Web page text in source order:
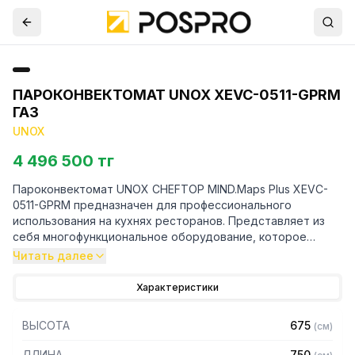
ПАРОКОНВЕКТОМАТ UNOX XEVC-0511-GPRM
ГАЗ
UNOX
4 496 500 тг
Пароконвектомат UNOX CHEFTOP MIND.Maps Plus XEVC-
0511-GPRM предназначен для профессионального
использования на кухнях ресторанов. Представляет из
себя многофункциональное оборудование, которое
позволяет жарить, запекать, готовить на пару,
температуре, разогревать. Автоматические циклы
Особенности:
Читать далее
Характеристики
ВЫСОТА 675 (см)